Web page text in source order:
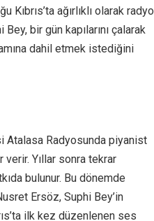
ağırlıklı olarak radyo
bir gün kapılarını çalarak
dahil etmek istediğini
Atalasa Radyosunda piyanist
Yıllar sonra tekrar
bulunur. Bu dönemde
Ersöz, Suphi Bey’in
ilk kez düzenlenen ses